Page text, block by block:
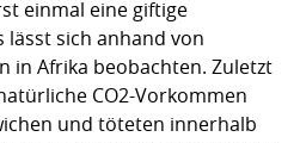
einmal eine giftige
lässt sich anhand von
in Afrika beobachten. Zuletzt
CO2-Vorkommen
und töteten innerhalb